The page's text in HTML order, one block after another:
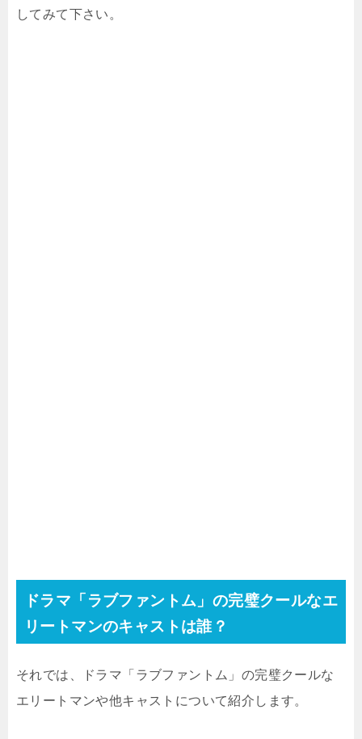
してみて下さい。
ドラマ「ラブファントム」の完璧クールなエ
リートマンのキャストは誰？
それでは、ドラマ「ラブファントム」の完璧クールな
エリートマンや他キャストについて紹介します。